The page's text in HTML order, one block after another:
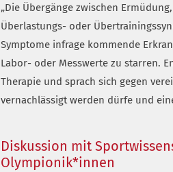
„Die Übergänge zwischen
Überlastungs- oder
Symptome infrage kommende
Labor- oder Messwerte zu starren.
Therapie und sprach sich gegen
vernachlässigt werden dürfe und
Diskussion mit
Olympionik*innen